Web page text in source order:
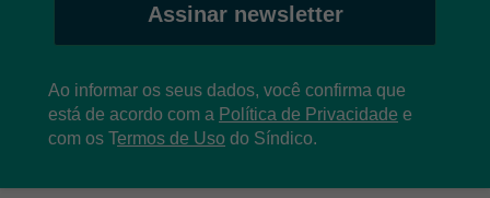
Assinar newsletter
Ao informar os seus dados, você confirma que
está de acordo com a Política de Privacidade e
com os Termos de Uso do Síndico.